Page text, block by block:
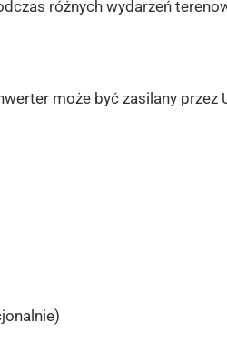
różnych wydarzeń
może być zasilany